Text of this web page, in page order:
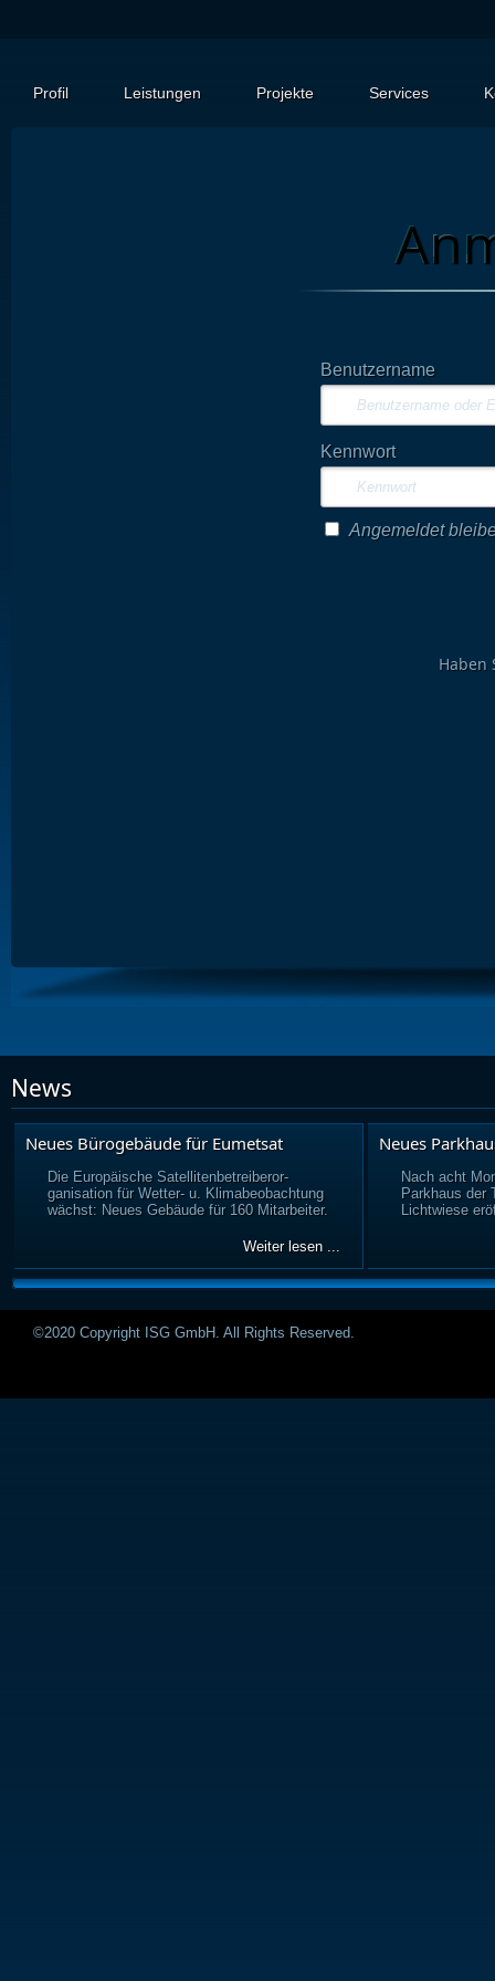
Profil Leistungen Projekte Services
Benutzername
Kennwort
Angemeldet
Haben
Benutzername
E-Mail
Kennwort
News
Neues Bürogebäude für Eumetsat
Die Europäische Satellitenbetreiberor-
ganisation für Wetter- u. Klimabeobachtung
wächst: Neues Gebäude für 160 Mitarbeiter.
Weiter lesen ...
Neues
Nach acht
Parkhaus der
Lichtwiese
©2020 Copyright ISG GmbH. All Rights Reserved.